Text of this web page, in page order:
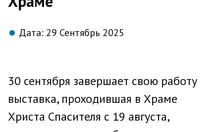
Дата: 29 Сентябрь 2025
30 сентября завершает свою работу
выставка, проходившая в Храме
Христа Спасителя с 19 августа,